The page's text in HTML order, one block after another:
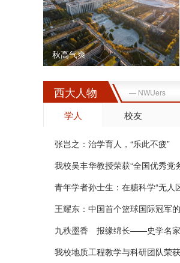
秋高气爽
西大人物 — NWUers
学人 校友
张岂之：治学育人，“乐此不疲”
我校吴丰华教授荣获“全国优秀党
青年学者孙士生：在糖科学“无人
王耀东：中国首个篮球国际冠军
九秩墨香 报缘绵长——史学名家彭
我校地质工程教学与科研团队荣获全